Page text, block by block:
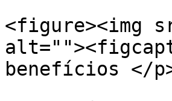
<figure><img
benefícios </